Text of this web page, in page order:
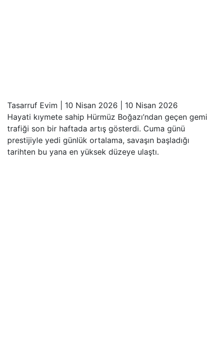
Tasarruf Evim 10 Nisan 2026
10 Nisan 2026
Hayati kıymete sahip Hürmüz Boğazı’ndan geçen gemi
trafiği son bir haftada artış gösterdi. Cuma günü
prestijiyle yedi günlük ortalama, savaşın başladığı
tarihten bu yana en yüksek düzeye ulaştı.